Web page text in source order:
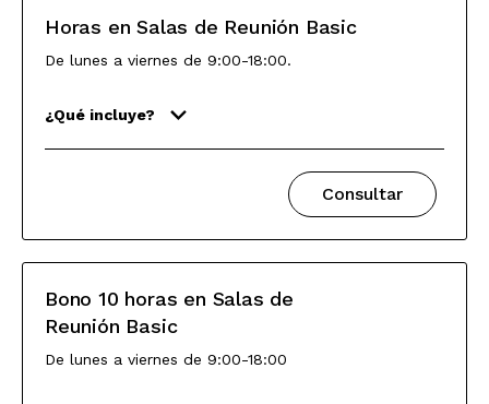
Horas en Salas de Reunión Basic
De lunes a viernes de 9:00-18:00.
¿Qué incluye?
Consultar
Bono 10 horas en Salas de
Reunión Basic
De lunes a viernes de 9:00-18:00